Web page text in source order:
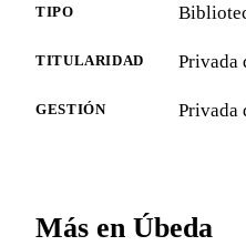
TIPO
TITULARIDAD Privada
GESTIÓN Privada
Más en Úbeda